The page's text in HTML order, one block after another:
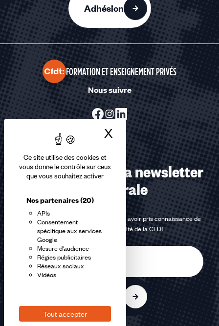
Ce site utilise des cookies et
vous donne le contrôle sur ceux
que vous souhaitez activer
Nos partenaires(20)
APIs
Consentement
spécifique aux services
Google
Mesure d'audience
Régies publicitaires
Réseaux sociaux
Vidéos
Tout accepter
X Masquer le
Adhésion
FORMATION ET ENSEIGNEMENT PRIVÉS
Nous suivre
Abonnez-vous à la newsletter
confédérale
En m'inscrivant à la newsletter, j'affirme avoir pris connaissance de
lapolitique de confidentialité de la CFDT.